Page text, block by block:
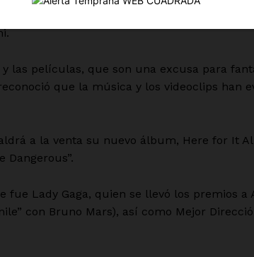
Mi
MTV fue hace 20 años, cuando cantó un
las películas, que son una excusa para
que la música y los videoclips han
a la venta su nuevo álbum, Here for It
Dangerous”.
fue Lady Gaga, quien se llevó los premios a
con Bruno Mars), así como Mejor